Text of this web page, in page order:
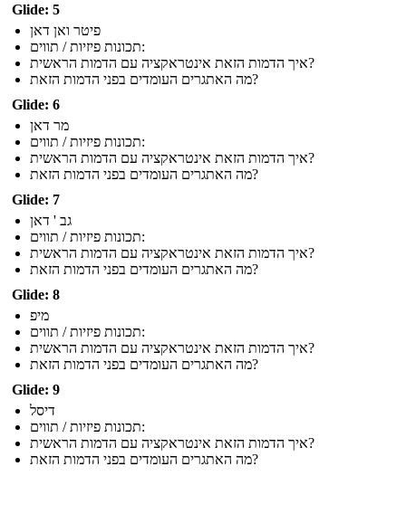
Glide: 5
פיטר ואן דאן
תכונות פיזיות / תווים:
איך הדמות הזאת אינטראקציה עם הדמות הראשית?
מה האתגרים העומדים בפני הדמות הזאת?
Glide: 6
מר דאן
תכונות פיזיות / תווים:
איך הדמות הזאת אינטראקציה עם הדמות הראשית?
מה האתגרים העומדים בפני הדמות הזאת?
Glide: 7
גב ' דאן
תכונות פיזיות / תווים:
איך הדמות הזאת אינטראקציה עם הדמות הראשית?
מה האתגרים העומדים בפני הדמות הזאת?
Glide: 8
מיפ
תכונות פיזיות / תווים:
איך הדמות הזאת אינטראקציה עם הדמות הראשית?
מה האתגרים העומדים בפני הדמות הזאת?
Glide: 9
דיסל
תכונות פיזיות / תווים:
איך הדמות הזאת אינטראקציה עם הדמות הראשית?
מה האתגרים העומדים בפני הדמות הזאת?